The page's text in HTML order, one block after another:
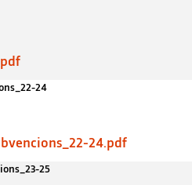
24
24.pdf
25